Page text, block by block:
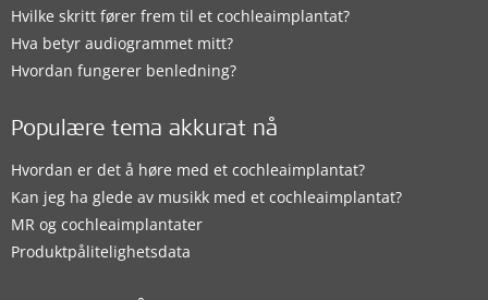
Hvilke skritt fører frem til et cochleaimplantat?
Hva betyr audiogrammet mitt?
Hvordan fungerer benledning?
Populære tema akkurat nå
Hvordan er det å høre med et cochleaimplantat?
Kan jeg ha glede av musikk med et cochleaimplantat?
MR og cochleaimplantater
Produktpålitelighetsdata